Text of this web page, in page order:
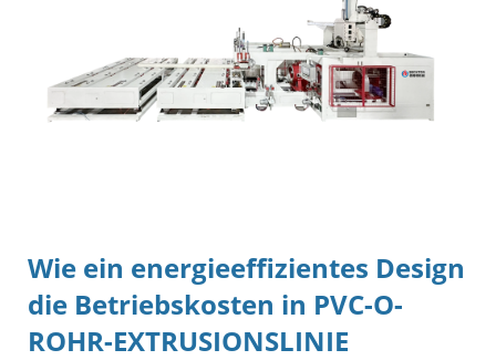
Wie ein energieeffizientes Design
die Betriebskosten in PVC-O-
ROHR-EXTRUSIONSLINIE